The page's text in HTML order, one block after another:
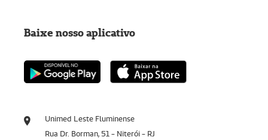
Unimed Leste Fluminense
Rua Dr. Borman, 51 - Niterói - RJ
Baixe nosso aplicativo